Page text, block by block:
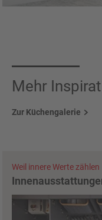
Mehr
Zur Küchengalerie
Weil innere Werte zählen